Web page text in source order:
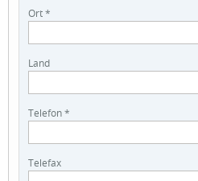
Ort *
Land
Telefon *
Telefax